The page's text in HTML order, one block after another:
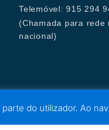
Telemóvel: 915 294
(Chamada para rede
nacional)
do utilizador. Ao